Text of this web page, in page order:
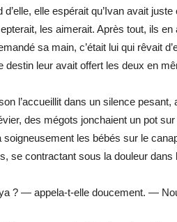
d’elle, elle espérait qu’Ivan avait
les aimerait. Après tout, ils
sa main, c’était lui qui rêvait
destin leur avait offert les deux en
l’accueillit dans un silence
des mégots jonchaient un pot
soigneusement les bébés sur le
se contractant sous la douleur
? — appela-t-elle doucement. —